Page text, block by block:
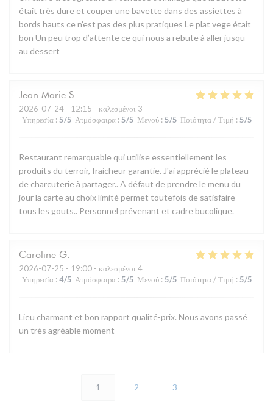
était très dure et couper une bavette dans des assiettes à
bords hauts ce n’est pas des plus pratiques Le plat vege était
bon Un peu trop d’attente ce qui nous a rebute à aller jusqu
au dessert
Jean Marie S
2026-07-24 - 12:15 - καλεσμένοι 3
Υπηρεσία : 5/5 Ατμόσφαιρα : 5/5 Μενού : 5/5 Ποιότητα / Τιμή : 5/5
Restaurant remarquable qui utilise essentiellement les
produits du terroir, fraicheur garantie. J'ai apprécié le plateau
de charcuterie à partager.. A défaut de prendre le menu du
jour la carte au choix limité permet toutefois de satisfaire
tous les gouts.. Personnel prévenant et cadre bucolique.
Caroline G
2026-07-25 - 19:00 - καλεσμένοι 4
Υπηρεσία : 4/5 Ατμόσφαιρα : 5/5 Μενού : 5/5 Ποιότητα / Τιμή : 5/5
Lieu charmant et bon rapport qualité-prix. Nous avons passé
un très agréable moment
1 2 3